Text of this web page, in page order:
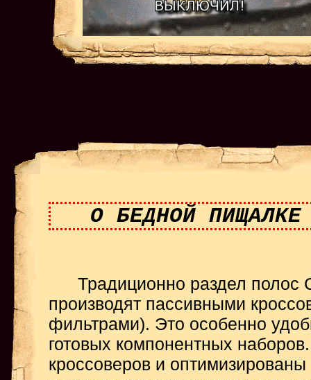
О БЕДНОЙ
Традиционно раздел полос
производят пассивными
фильтрами). Это особенно
готовых компонентных
кроссоверов и